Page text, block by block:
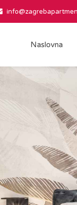
Naslovna